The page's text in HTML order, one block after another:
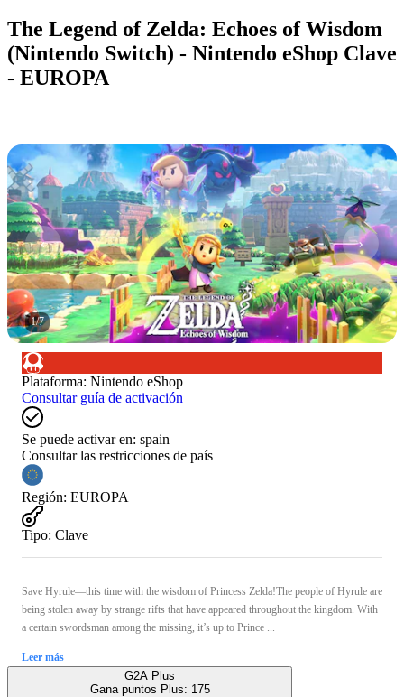
The Legend of Zelda: Echoes of Wisdom
(Nintendo Switch) - Nintendo eShop Clave
- EUROPA
1/7
Plataforma: Nintendo eShop
Consultar guía de activación
Se puede activar en: spain
Consultar las restricciones de país
Región: EUROPA
Tipo: Clave
Save Hyrule—this time with the wisdom of Princess Zelda!The people of Hyrule are
being stolen away by strange rifts that have appeared throughout the kingdom. With
a certain swordsman among the missing, it’s up to Prince ...
Leer más
G2A Plus
Gana puntos Plus: 175